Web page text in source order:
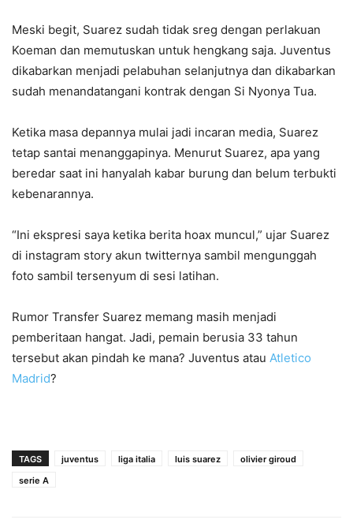
Meski begit, Suarez sudah tidak sreg dengan perlakuan
Koeman dan memutuskan untuk hengkang saja. Juventus
dikabarkan menjadi pelabuhan selanjutnya dan dikabarkan
sudah menandatangani kontrak dengan Si Nyonya Tua.
Ketika masa depannya mulai jadi incaran media, Suarez
tetap santai menanggapinya. Menurut Suarez, apa yang
beredar saat ini hanyalah kabar burung dan belum terbukti
kebenarannya.
“Ini ekspresi saya ketika berita hoax muncul,” ujar Suarez
di instagram story akun twitternya sambil mengunggah
foto sambil tersenyum di sesi latihan.
Rumor Transfer Suarez memang masih menjadi
pemberitaan hangat. Jadi, pemain berusia 33 tahun
tersebut akan pindah ke mana? Juventus atau Atletico
Madrid?
TAGS juventus liga italia luis suarez
olivier giroud
serie A